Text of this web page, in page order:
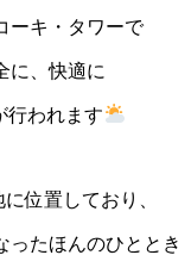
ーキ・タワーで
に、快適に
行われます
位置しており、
ったほんのひととき